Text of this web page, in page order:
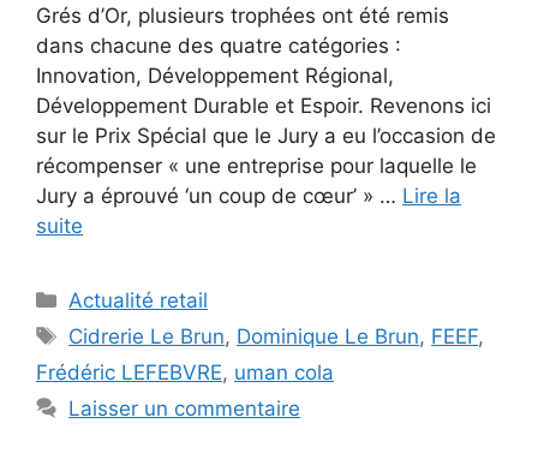
Grés d’Or, plusieurs trophées ont été remis
dans chacune des quatre catégories :
Innovation, Développement Régional,
Développement Durable et Espoir. Revenons ici
sur le Prix Spécial que le Jury a eu l’occasion de
récompenser « une entreprise pour laquelle le
Jury a éprouvé ‘un coup de cœur’ » … Lire la
suite
Catégories
Actualité retail
Étiquettes
Cidrerie Le Brun, Dominique Le Brun, FEEF,
Frédéric LEFEBVRE, uman cola
Laisser un commentaire